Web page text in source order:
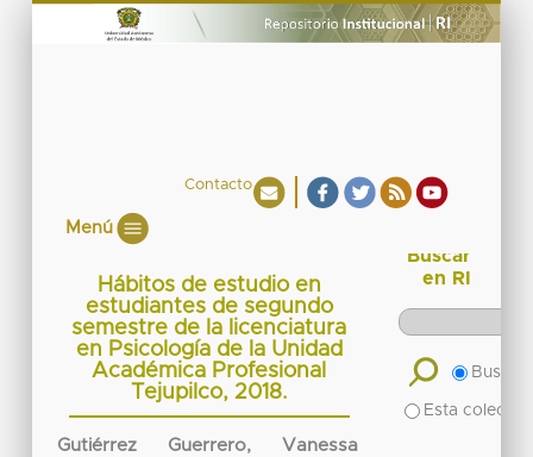
Contacto
Menú
Hábitos de estudio en
estudiantes de segundo
semestre de la licenciatura
en Psicología de la Unidad
Académica Profesional
Tejupilco, 2018.
Gutiérrez Guerrero, Vanessa
Buscar
en RI
Buscar
Esta